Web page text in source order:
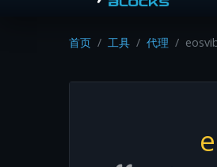
首页 工具 代理